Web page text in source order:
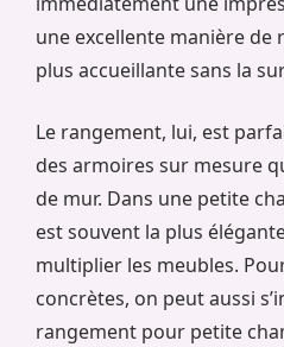
une excellente manière de
plus accueillante sans la
Le rangement, lui, est
des armoires sur mesure
de mur. Dans une petite
est souvent la plus
multiplier les meubles.
concrètes, on peut aussi
rangement pour petite